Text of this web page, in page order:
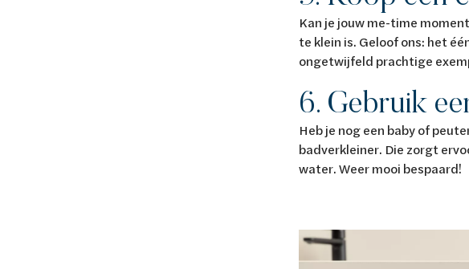
Kan je jouw me-time
te klein is. Geloof ons: het
ongetwijfeld prachtige
6. Gebruik
Heb je nog een baby of
badverkleiner. Die zorgt
water. Weer mooi bespaard!